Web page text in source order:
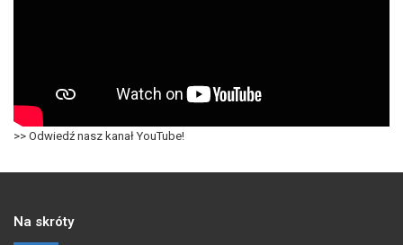
>> Odwiedź nasz kanał YouTube!
Na skróty